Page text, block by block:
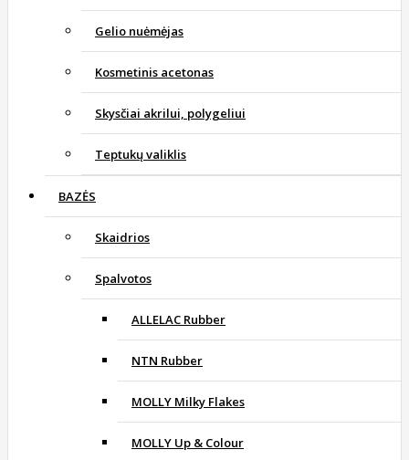
Gelio nuėmėjas
Kosmetinis acetonas
Skysčiai akrilui, polygeliui
Teptukų valiklis
BAZĖS
Skaidrios
Spalvotos
ALLELAC Rubber
NTN Rubber
MOLLY Milky Flakes
MOLLY Up & Colour